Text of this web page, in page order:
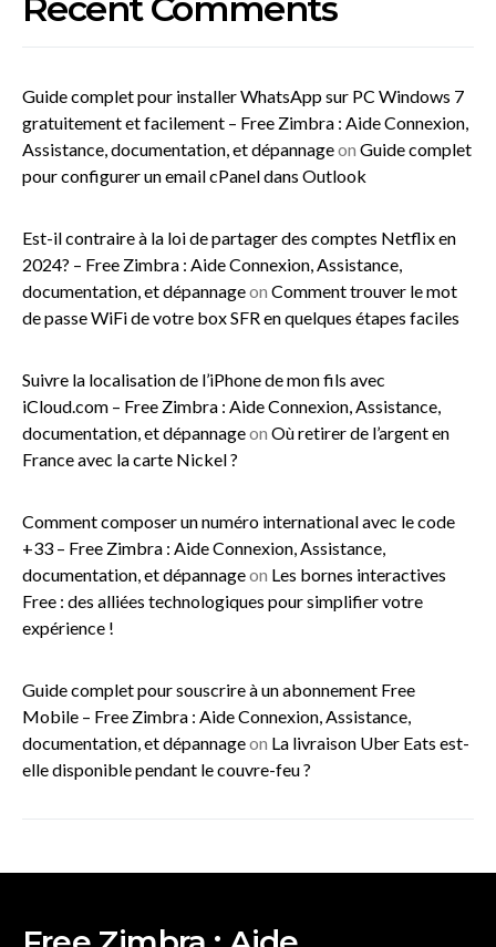
Guide complet pour installer WhatsApp sur PC Windows 7
gratuitement et facilement – Free Zimbra : Aide Connexion,
Assistance, documentation, et dépannageon Guide complet
pour configurer un email cPanel dans Outlook
Est-il contraire à la loi de partager des comptes Netflix en
2024? – Free Zimbra : Aide Connexion, Assistance,
documentation, et dépannageon Comment trouver le mot
de passe WiFi de votre box SFR en quelques étapes faciles
Suivre la localisation de l’iPhone de mon fils avec
iCloud.com – Free Zimbra : Aide Connexion, Assistance,
documentation, et dépannageon Où retirer de l’argent en
France avec la carte Nickel ?
Comment composer un numéro international avec le code
+33 – Free Zimbra : Aide Connexion, Assistance,
documentation, et dépannageon Les bornes interactives
Free : des alliées technologiques pour simplifier votre
expérience !
Guide complet pour souscrire à un abonnement Free
Mobile – Free Zimbra : Aide Connexion, Assistance,
documentation, et dépannageon La livraison Uber Eats est-
elle disponible pendant le couvre-feu ?